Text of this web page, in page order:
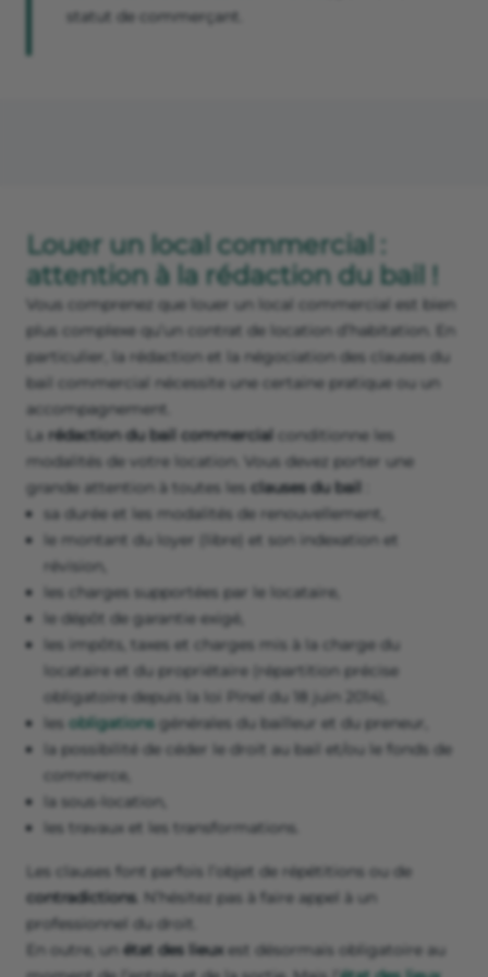
porteur.
Pensez à justifier de votre qualité de
bénéficiaire d’un local commercial, par votre
statut de commerçant.
Louer un local commercial :
attention à la rédaction du bail !
Vous comprenez que louer un local commercial est bien
plus complexe qu’un contrat de location d’habitation. En
particulier, la rédaction et la négociation des clauses du
bail commercial nécessite une certaine pratique ou un
accompagnement.
Larédaction du bail commercialconditionne les
modalités de votre location. Vous devez porter une
grande attention à toutes les
sa durée et les modalités de renouvellement,
le montant du loyer (libre) et son indexation et
les charges supportées par le locataire,
le dépôt de garantie exigé,
les impôts, taxes et charges mis à la charge du
locataire et du propriétaire (répartition précise